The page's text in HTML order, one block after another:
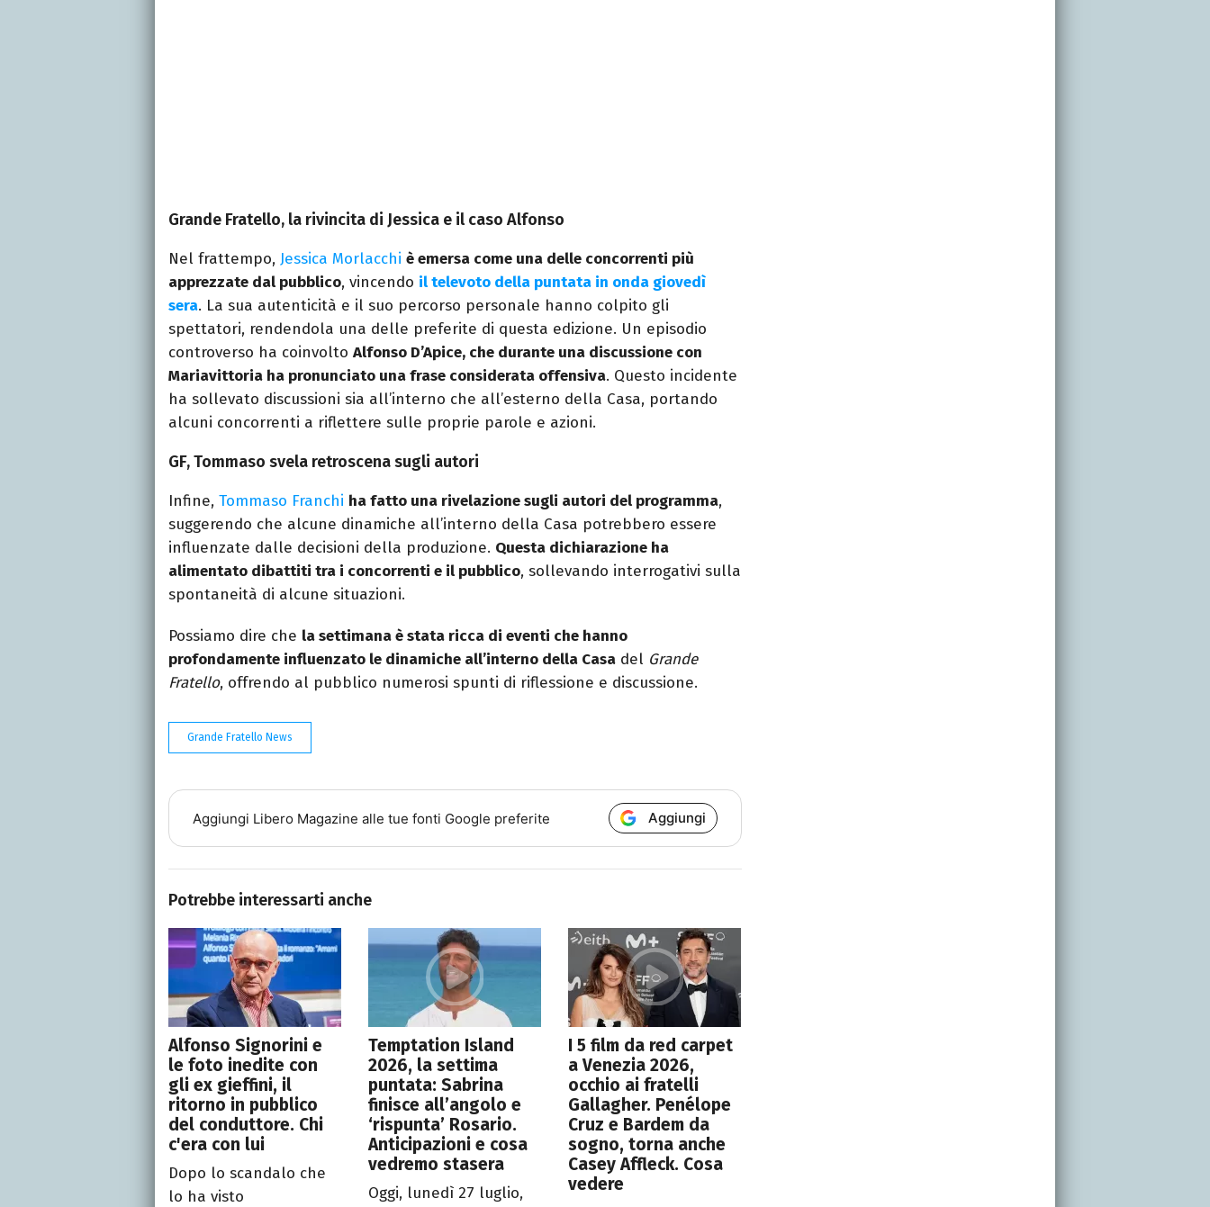
Grande Fratello, la rivincita di Jessica e il caso Alfonso
Nel frattempo, Jessica Morlacchi è emersa come una delle concorrenti più
apprezzate dal pubblico, vincendo il televoto della puntata in onda giovedì
sera. La sua autenticità e il suo percorso personale hanno colpito gli
spettatori, rendendola una delle preferite di questa edizione. Un episodio
controverso ha coinvolto Alfonso D’Apice, che durante una discussione con
Mariavittoria ha pronunciato una frase considerata offensiva. Questo incidente
ha sollevato discussioni sia all’interno che all’esterno della Casa, portando
alcuni concorrenti a riflettere sulle proprie parole e azioni.
GF, Tommaso svela retroscena sugli autori
Infine, Tommaso Franchi ha fatto una rivelazione sugli autori del programma,
suggerendo che alcune dinamiche all’interno della Casa potrebbero essere
influenzate dalle decisioni della produzione. Questa dichiarazione ha
alimentato dibattiti tra i concorrenti e il pubblico, sollevando interrogativi sulla
spontaneità di alcune situazioni.
Possiamo dire che la settimana è stata ricca di eventi che hanno
profondamente influenzato le dinamiche all’interno della Casa del Grande
Fratello, offrendo al pubblico numerosi spunti di riflessione e discussione.
Grande Fratello News
Aggiungi Libero Magazine alle tue fonti Google preferite Aggiungi
Potrebbe interessarti anche
Alfonso Signorini e
le foto inedite con
gli ex gieffini, il
ritorno in pubblico
del conduttore. Chi
c'era con lui
Dopo lo scandalo che
lo ha visto
Temptation Island
2026, la settima
puntata: Sabrina
finisce all’angolo e
‘rispunta’ Rosario.
Anticipazioni e cosa
vedremo stasera
Oggi, lunedì 27 luglio,
I 5 film da red carpet
a Venezia 2026,
occhio ai fratelli
Gallagher. Penélope
Cruz e Bardem da
sogno, torna anche
Casey Affleck. Cosa
vedere